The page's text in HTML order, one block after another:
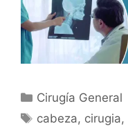
Cirugía General
cabeza, cirugia,